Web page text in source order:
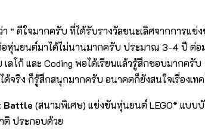
“ ดีใจมากครับ ที่ได้รับรางวัลชนะเลิศจากการแข่
หุ่นยนต์มาได้ไม่นานมากครับ ประมาณ 3-4 ปี ต่
ลโก้ และ Coding พอได้เรียนแล้วรู้สึกชอบมากค
จริง ก็รู้สึกสนุกมากครับ อนาคตก็ยังสนใจเรื่องเ
Battle (สนามพิเศษ) แข่งขันหุ่นยนต์ LEGO* แบบ
ติ ประกอบด้วย